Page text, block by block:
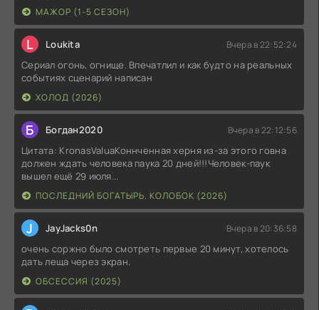
МАЖОР (1-5 СЕЗОН)
L Loukita Вчера в 22:52:24
Сериал огонь, огнище. Впечатлил и как будто на реальных
событиях сценарий написан
ХОЛОД (2026)
Б Богдан2020 Вчера в 22:12:56
Цитата: KronasValuaКоннченная херня из-за этого говна
должен ждать человека паука 20 дней!!!Человек-паук
вышел ещё 29 июля...
ПОСЛЕДНИЙ БОГАТЫРЬ. КОЛОБОК (2026)
J JayJacks0n Вчера в 20:36:58
очень соржно было смотреть первые 20 минут, хотелось
дать леща через экран.
ОБСЕССИЯ (2025)